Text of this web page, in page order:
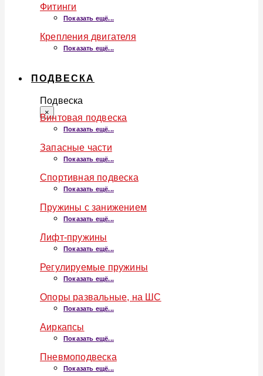
Фитинги
Показать ещё...
Крепления двигателя
Показать ещё...
ПОДВЕСКА
Подвеска
×
Винтовая подвеска
Показать ещё...
Запасные части
Показать ещё...
Спортивная подвеска
Показать ещё...
Пружины с занижением
Показать ещё...
Лифт-пружины
Показать ещё...
Регулируемые пружины
Показать ещё...
Опоры развальные, на ШС
Показать ещё...
Аиркапсы
Показать ещё...
Пневмоподвеска
Показать ещё...